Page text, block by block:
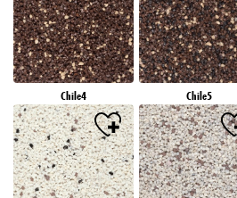
Chile4 Chile5